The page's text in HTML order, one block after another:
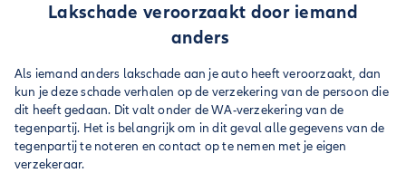
Lakschade veroorzaakt door iemand
anders
Als iemand anders lakschade aan je auto heeft veroorzaakt, dan
kun je deze schade verhalen op de verzekering van de persoon die
dit heeft gedaan. Dit valt onder de WA-verzekering van de
tegenpartij. Het is belangrijk om in dit geval alle gegevens van de
tegenpartij te noteren en contact op te nemen met je eigen
verzekeraar.